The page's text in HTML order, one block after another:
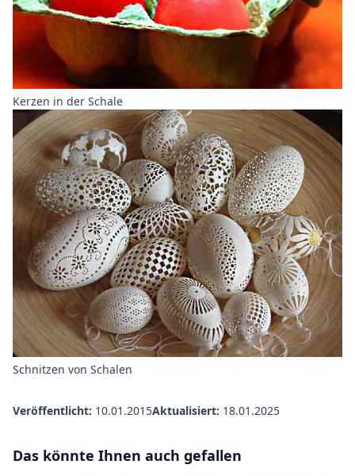
Kerzen in der Schale
Schnitzen von Schalen
Veröffentlicht: 10.01.2015Aktualisiert: 18.01.2025
Das könnte Ihnen auch gefallen